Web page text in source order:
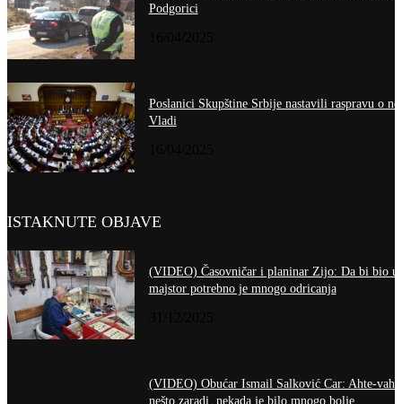
Podgorici
Poslanici Skupštine Srbije nastavili raspravu o
Vladi
ISTAKNUTE OBJAVE
(VIDEO) Časovničar i planinar Zijo: Da bi bio
majstor potrebno je mnogo odricanja
(VIDEO) Obućar Ismail Salković Car: Ahte-
nešto zaradi, nekada je bilo mnogo bolje